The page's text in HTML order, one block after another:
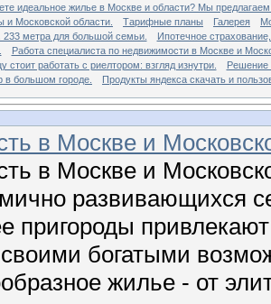
идеальное жилье в Москве и области? Мы
и Московской области.
Тарифные планы Галерея
метра для большой семьи.
Ипотечное
Работа специалиста по недвижимости в Москве и
стоит работать с риелтором: взгляд изнутри.
Решение
в большом городе.
Продукты яндекса скачать и
в Москве и
в Москве и
развивающихся
пригороды
богатыми
жилье - от